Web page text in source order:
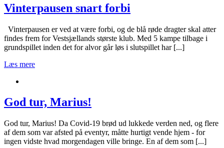
Vinterpausen snart forbi
Vinterpausen er ved at være forbi, og de blå røde dragter skal atter
findes frem for Vestsjællands største klub. Med 5 kampe tilbage i
grundspillet inden det for alvor går løs i slutspillet har [...]
Læs mere
God tur, Marius!
God tur, Marius! Da Covid-19 brød ud lukkede verden ned, og flere
af dem som var afsted på eventyr, måtte hurtigt vende hjem - for
ingen vidste hvad morgendagen ville bringe. En af dem som [...]